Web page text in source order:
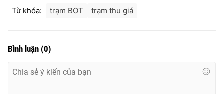
Cơ quan chủ quản:
Đài Truyền hình Việt Nam
Giấy phép hoạt động báo in và báo điện tử số 483/GP-BTTTT
cấp ngày 29/12/2023
Tổng Biên tập:Vũ Thanh Thủy
Từ khóa: trạm BOT trạm thu giá
Bình luận (0)